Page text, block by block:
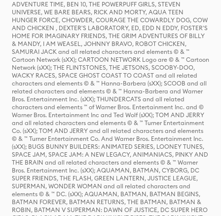
ADVENTURE TIME, BEN 10, THE POWERPUFF GIRLS, STEVEN
UNIVERSE, WE BARE BEARS, RICK AND MORTY, AQUA TEEN
HUNGER FORCE, CHOWDER, COURAGE THE COWARDLY DOG, COW
AND CHICKEN , DEXTER'S LABORATORY, ED, EDD N EDDY, FOSTER'S
HOME FOR IMAGINARY FRIENDS, THE GRIM ADVENTURES OF BILLY
& MANDY, I AM WEASEL, JOHNNY BRAVO, ROBOT CHICKEN,
SAMURAI JACK and all related characters and elements © & ™
Cartoon Network (sXX); CARTOON NETWORK Logo are © & ™ Cartoon
Network (sXX); THE FLINTSTONES, THE JETSONS, SCOOBY-DOO,
WACKY RACES, SPACE GHOST COAST TO COAST and all related
characters and elements © & ™ Hanna-Barbera (sXX); SCOOB and all
related characters and elements © & ™ Hanna-Barbera and Warner
Bros. Entertainment Inc. (sXX); THUNDERCATS and all related
characters and elements ™ of Warner Bros. Entertainment Inc. and ©
Warner Bros. Entertainment Inc and Ted Wolf (sXX); TOM AND JERRY
and all related characters and elements © & ™ Turner Entertainment
Co. (sXX); TOM AND JERRY and all related characters and elements
© & ™ Turner Entertainment Co. And Warner Bros. Entertainment Inc.
(sXX); BUGS BUNNY BUILDERS: ANIMATED SERIES, LOONEY TUNES,
SPACE JAM, SPACE JAM: A NEW LEGACY, ANIMANIACS, PINKY AND
THE BRAIN and all related characters and elements © & ™ Warner
Bros. Entertainment Inc. (sXX); AQUAMAN, BATMAN, CYBORG, DC
SUPER FRIENDS, THE FLASH, GREEN LANTERN, JUSTICE LEAGUE,
SUPERMAN, WONDER WOMAN and all related characters and
elements © & ™ DC. (sXX); AQUAMAN, BATMAN, BATMAN BEGINS,
BATMAN FOREVER, BATMAN RETURNS, THE BATMAN, BATMAN &
ROBIN, BATMAN V SUPERMAN: DAWN OF JUSTICE, DC SUPER HERO